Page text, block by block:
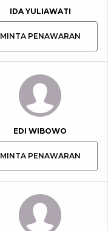
IDA YULIAWATI
MINTA PENAWARAN
EDI WIBOWO
MINTA PENAWARAN